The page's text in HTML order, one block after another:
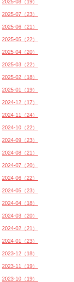
2025-08（19）
2025-07（23）
2025-06（21）
2025-05（22）
2025-04（20）
2025-03（22）
2025-02（18）
2025-01（19）
2024-12（17）
2024-11（24）
2024-10（22）
2024-09（23）
2024-08（21）
2024-07（20）
2024-06（22）
2024-05（23）
2024-04（18）
2024-03（20）
2024-02（21）
2024-01（23）
2023-12（18）
2023-11（19）
2023-10（19）